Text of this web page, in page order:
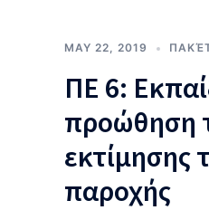
MAY 22, 2019
ΠΕ 6:
προώθηση
εκτίμησης
παροχής